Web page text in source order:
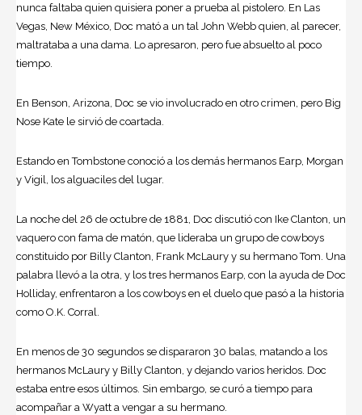
nunca faltaba quien quisiera poner a prueba al pistolero. En Las
Vegas, New México, Doc mató a un tal John Webb quien, al parecer,
maltrataba a una dama. Lo apresaron, pero fue absuelto al poco
tiempo.
En Benson, Arizona, Doc se vio involucrado en otro crimen, pero Big
Nose Kate le sirvió de coartada.
Estando en Tombstone conoció a los demás hermanos Earp, Morgan
y Vigil, los alguaciles del lugar.
La noche del 26 de octubre de 1881, Doc discutió con Ike Clanton, un
vaquero con fama de matón, que lideraba un grupo de cowboys
constituido por Billy Clanton, Frank McLaury y su hermano Tom. Una
palabra llevó a la otra, y los tres hermanos Earp, con la ayuda de Doc
Holliday, enfrentaron a los cowboys en el duelo que pasó a la historia
como O.K. Corral.
En menos de 30 segundos se dispararon 30 balas, matando a los
hermanos McLaury y Billy Clanton, y dejando varios heridos. Doc
estaba entre esos últimos. Sin embargo, se curó a tiempo para
acompañar a Wyatt a vengar a su hermano.